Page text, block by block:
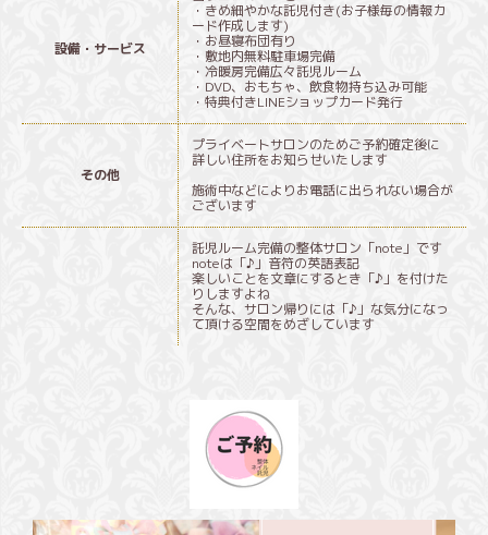
設備・サービス
・きめ細やかな託児付き(お子様毎の情報カ
ード作成します)
・お昼寝布団有り
・敷地内無料駐車場完備
・冷暖房完備広々託児ルーム
・DVD、おもちゃ、飲食物持ち込み可能
・特典付きLINEショップカード発行
その他
プライベートサロンのためご予約確定後に
詳しい住所をお知らせいたします
施術中などによりお電話に出られない場合が
ございます
託児ルーム完備の整体サロン「note」です
noteは「♪」音符の英語表記
楽しいことを文章にするとき「♪」を付けた
りしますよね
そんな、サロン帰りには「♪」な気分になっ
て頂ける空間をめざしています